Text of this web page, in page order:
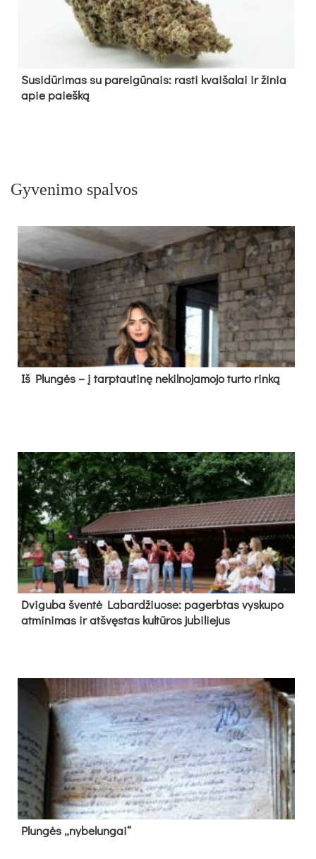
Su­si­dū­ri­mas su pa­rei­gū­nais: ras­ti kvai­ša­lai ir ži­nia
apie paieš­ką
Gyvenimo spalvos
Iš Plungės – į tarptautinę nekilnojamojo turto rinką
Dvi­gu­ba šven­tė La­bar­džiuo­se: pa­gerb­tas vys­ku­po
at­mi­ni­mas ir at­švęs­tas kul­tū­ros ju­bi­lie­jus
Plun­gės „ny­be­lun­gai“